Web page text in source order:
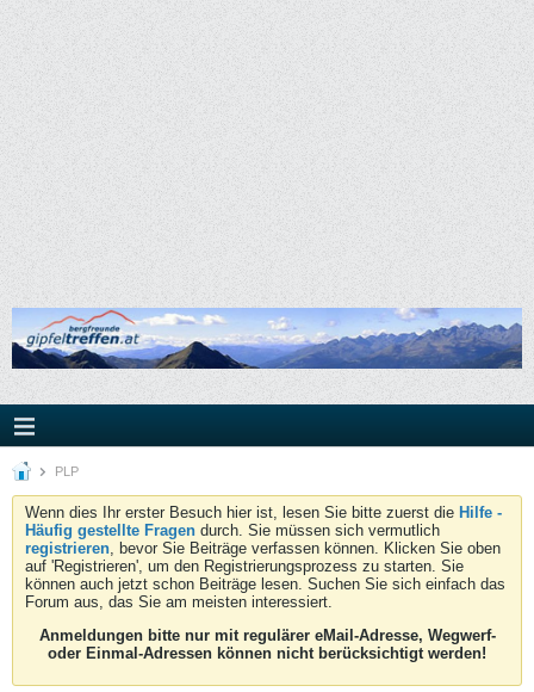
PLP
Wenn dies Ihr erster Besuch hier ist, lesen Sie bitte zuerst die Hilfe -
Häufig gestellte Fragen durch. Sie müssen sich vermutlich
registrieren, bevor Sie Beiträge verfassen können. Klicken Sie oben
auf 'Registrieren', um den Registrierungsprozess zu starten. Sie
können auch jetzt schon Beiträge lesen. Suchen Sie sich einfach das
Forum aus, das Sie am meisten interessiert.
Anmeldungen bitte nur mit regulärer eMail-Adresse, Wegwerf-
oder Einmal-Adressen können nicht berücksichtigt werden!